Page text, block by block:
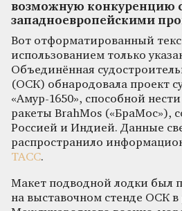
возможную конкуренцию
западноевропейскими
Вот отформатированный
использованием только
Объединённая
(ОСК) обнародовала проект
«Амур-1650», способной
ракеты BrahMos («БраМос»),
Россией и Индией. Данные
распространило
ТАСС.
Макет подводной лодки был
на выставочном стенде ОСК в